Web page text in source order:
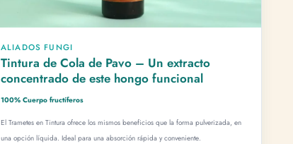
ALIADOS FUNGI
Tintura de Cola de Pavo – Un extracto
concentrado de este hongo funcional
100% Cuerpo fructíferos
El Trametes en Tintura ofrece los mismos beneficios que la forma pulverizada, en
una opción líquida. Ideal para una absorción rápida y conveniente.